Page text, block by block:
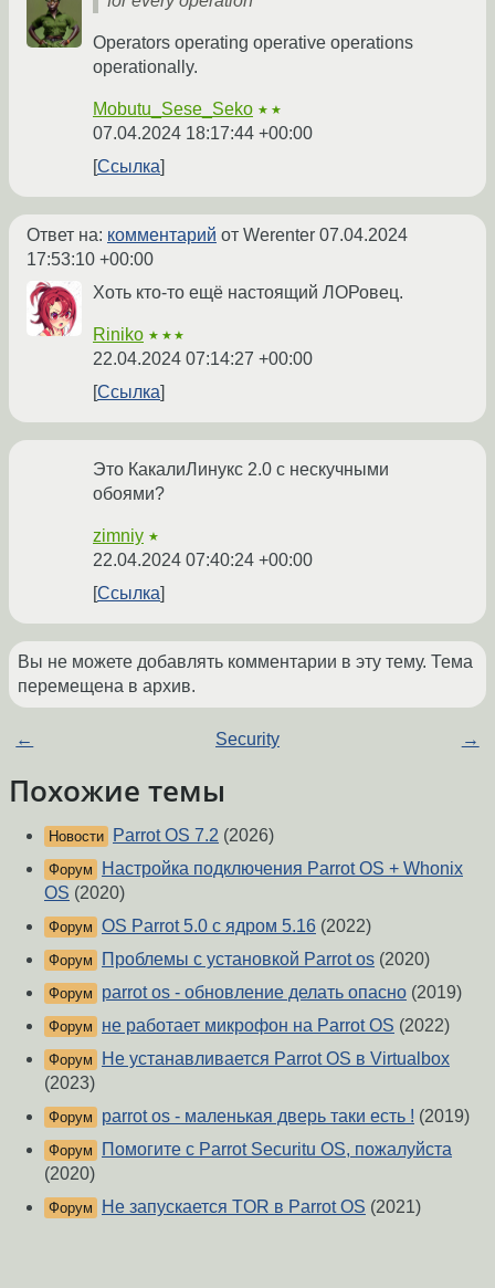
Operators operating operative operations
operationally.
Mobutu_Sese_Seko ★★
07.04.2024 18:17:44 +00:00
Ссылка
Ответ на: комментарий от Werenter 07.04.2024
17:53:10 +00:00
Хоть кто-то ещё настоящий ЛОРовец.
Riniko ★★★
22.04.2024 07:14:27 +00:00
Ссылка
Это КакалиЛинукс 2.0 с нескучными
обоями?
zimniy ★
22.04.2024 07:40:24 +00:00
Ссылка
Вы не можете добавлять комментарии в эту тему. Тема
перемещена в архив.
← Security →
Похожие темы
Новости Parrot OS 7.2 (2026)
Форум
Настройка подключения Parrot OS + Whonix
OS (2020)
Форум OS Parrot 5.0 с ядром 5.16 (2022)
Форум Проблемы с установкой Parrot os (2020)
Форум parrot os - обновление делать опасно (2019)
Форум не работает микрофон на Parrot OS (2022)
Форум
Не устанавливается Parrot OS в Virtualbox
(2023)
Форум parrot os - маленькая дверь таки есть ! (2019)
Форум
Помогите с Parrot Securitu OS, пожалуйста
(2020)
Форум Не запускается TOR в Parrot OS (2021)